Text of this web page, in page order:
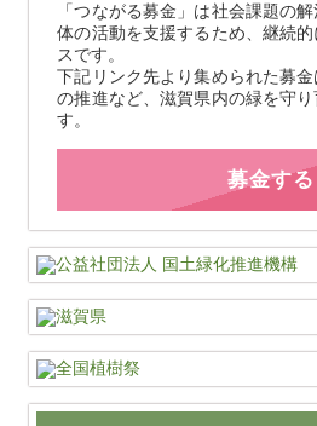
「つながる募金」は社会課題の
体の活動を支援するため、継続
スです。
下記リンク先より集められた募
の推進など、滋賀県内の緑を守
す。
募金する